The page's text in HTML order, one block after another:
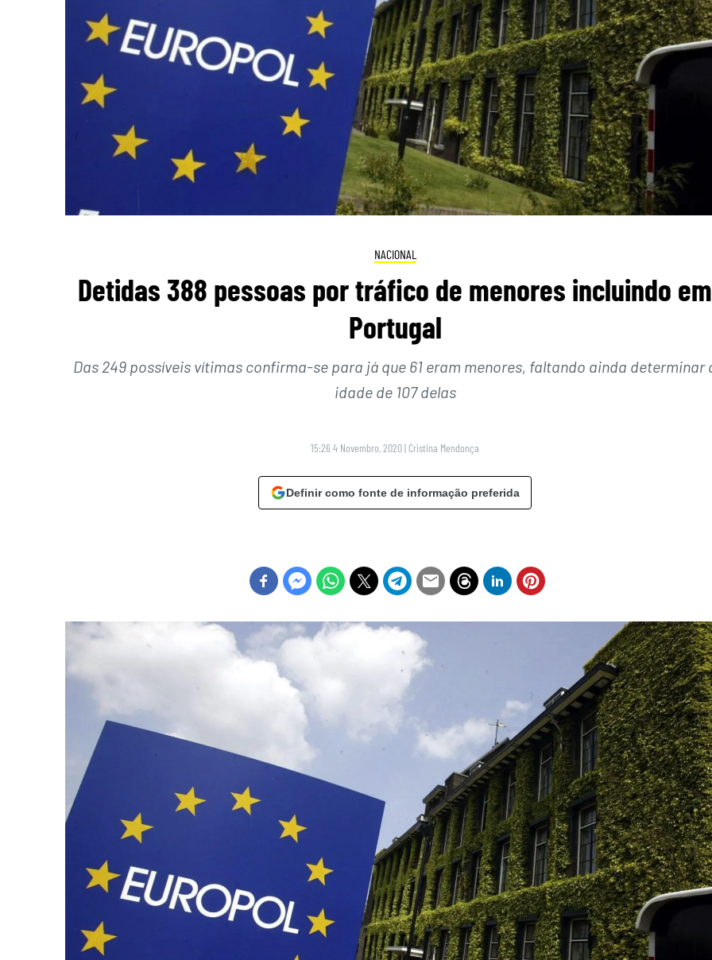
NACIONAL
Detidas 388 pessoas por tráfico de menores incluindo em
Portugal
Das 249 possíveis vítimas confirma-se para já que 61 eram menores, faltando ainda determinar
idade de 107 delas
15:26 4 Novembro, 2020| Cristina Mendonça
Definir como fonte de informação preferida